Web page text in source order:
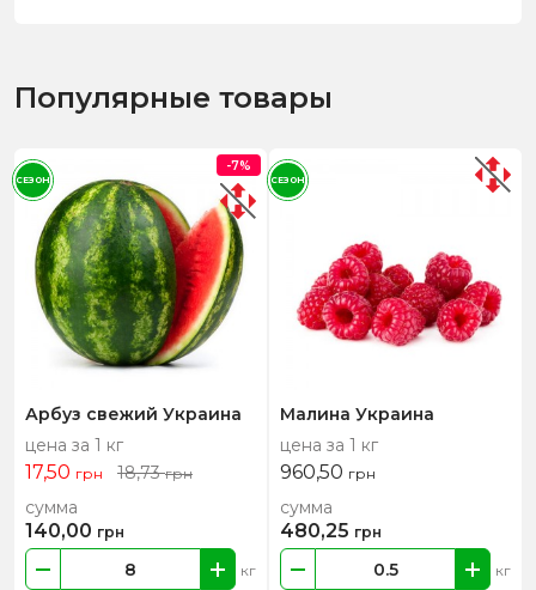
Популярные товары
Арбуз свежий Украина
цена за 1 кг
17,50 грн 18,73грн
кг
сумма
140,00 грн
-7%
СЕЗОН
Малина Украина
цена за 1 кг
960,50 грн
кг
сумма
480,25 грн
СЕЗОН